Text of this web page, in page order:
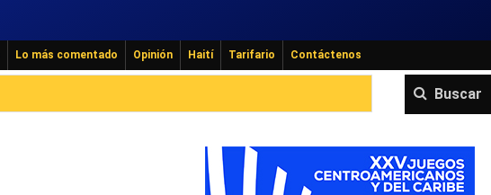
Lo más comentado Opinión Haití Tarifario Contáctenos
Buscar